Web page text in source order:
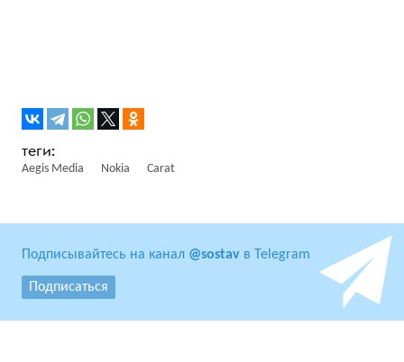
Aegis Media Nokia Carat
Подписывайтесь на канал @sostav в Telegram
Подписаться